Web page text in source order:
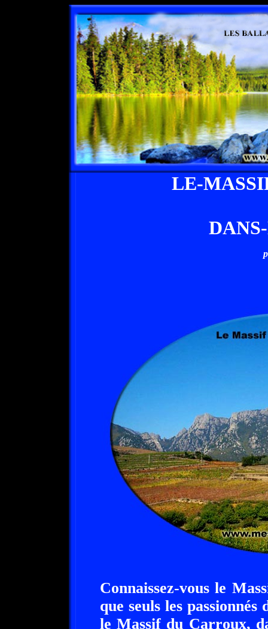
LE-
Connaissez-vous le
que seuls les
le Massif du Carroux,